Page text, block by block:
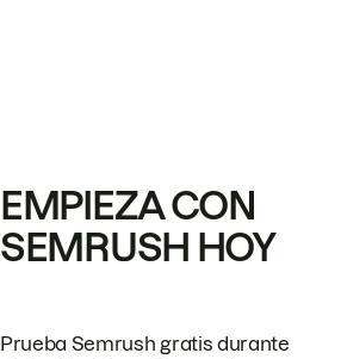
EMPIEZA CON
SEMRUSH HOY
Prueba Semrush gratis durante